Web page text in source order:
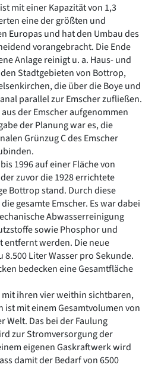
mit einer Kapazität von 1,3
eine der größten und
Europas und hat den Umbau des
vorangebracht. Die Ende
Anlage reinigt u. a. Haus- und
Stadtgebieten von Bottrop,
die über die Boye und
parallel zur Emscher zufließen.
der Emscher aufgenommen
der Planung war es, die
Grünzug C des Emscher
1996 auf einer Fläche von
zuvor die 1928 errichtete
Bottrop stand. Durch diese
gesamte Emscher. Es war dabei
Abwasserreinigung
sowie Phosphor und
werden. Die neue
8.500 Liter Wasser pro Sekunde.
bedecken eine Gesamtfläche
mit ihren vier weithin sichtbaren,
ist mit einem Gesamtvolumen von
Welt. Das bei der Faulung
zur Stromversorgung der
eigenen Gaskraftwerk wird
damit der Bedarf von 6500